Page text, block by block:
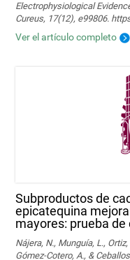
Electrophysiological
Cureus, 17(12), e99806.
Ver el artículo completo
Subproductos de
epicatequina
mayores: prueba de
Nájera, N., Munguía, L.,
Gómez-Cotero, A., &